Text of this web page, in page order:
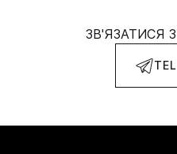
ЗВ'ЯЗАТИСЯ